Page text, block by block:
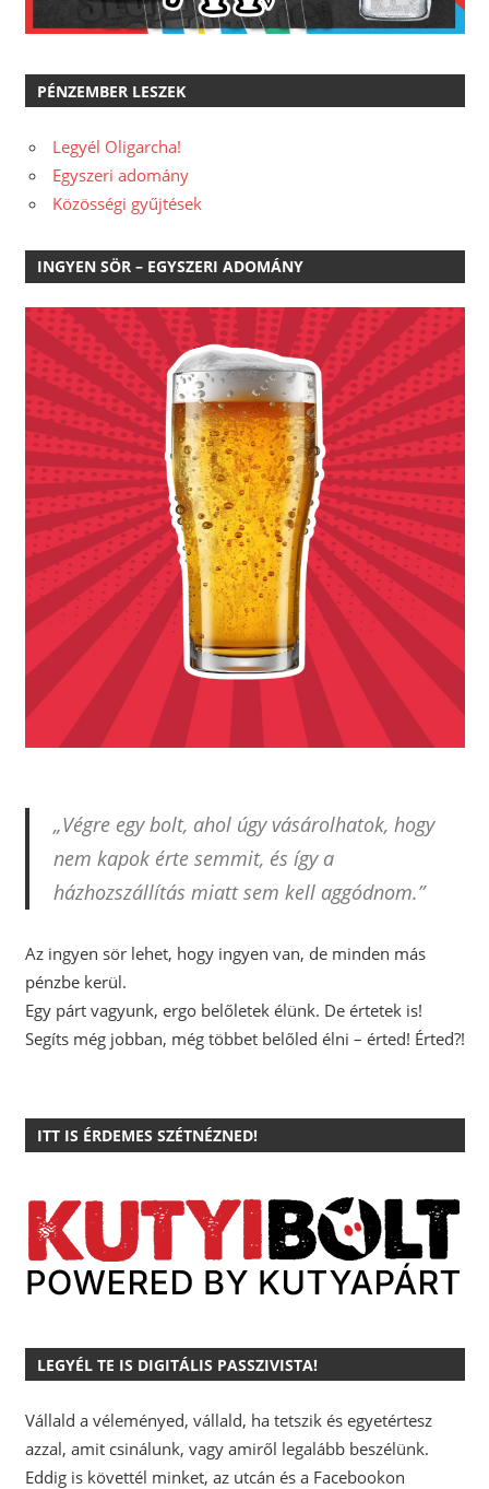
PÉNZEMBER LESZEK
Legyél Oligarcha!
Egyszeri adomány
Közösségi gyűjtések
INGYEN SÖR – EGYSZERI ADOMÁNY
„Végre egy bolt, ahol úgy vásárolhatok, hogy
nem kapok érte semmit, és így a
házhozszállítás miatt sem kell aggódnom.”
Az ingyen sör lehet, hogy ingyen van, de minden más
pénzbe kerül.
Egy párt vagyunk, ergo belőletek élünk. De értetek is!
Segíts még jobban, még többet belőled élni – érted! Érted?!
ITT IS ÉRDEMES SZÉTNÉZNED!
LEGYÉL TE IS DIGITÁLIS PASSZIVISTA!
Vállald a véleményed, vállald, ha tetszik és egyetértesz
azzal, amit csinálunk, vagy amiről legalább beszélünk.
Eddig is követtél minket, az utcán és a Facebookon